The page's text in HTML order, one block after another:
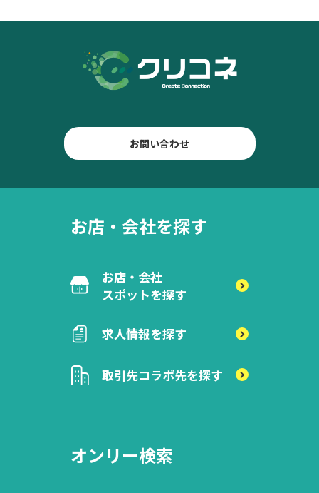
お問い合わせ
お店・会社を探す
お店・会社
スポットを探す
求人情報を探す
取引先コラボ先を探す
オンリー検索